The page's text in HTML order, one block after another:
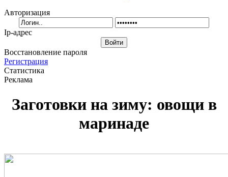
Авторизация
Ip-адрес
Восстановление пароля
Регистрация
Статистика
Реклама
Заготовки на зиму: овощи в
маринаде